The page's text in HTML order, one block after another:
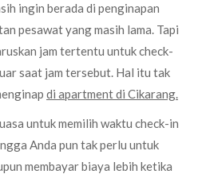
ingin berada di penginapan
pesawat yang masih lama. Tapi
jam tertentu untuk check-
saat jam tersebut. Hal itu tak
di apartment di Cikarang.
untuk memilih waktu check-in
Anda pun tak perlu untuk
membayar biaya lebih ketika